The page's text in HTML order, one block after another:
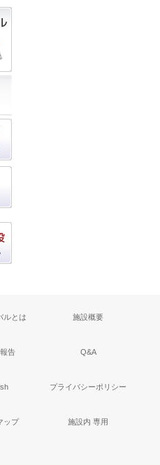
ルとは 施設概要
告 Q&A
プライバシーポリシー
ップ 施設内 専用